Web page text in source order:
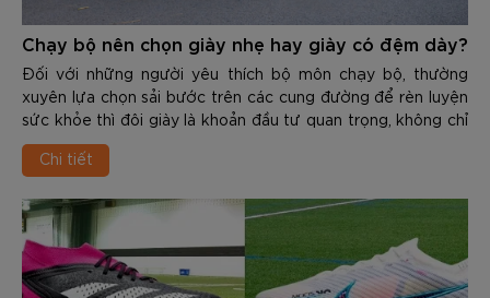
Chạy bộ nên chọn giày nhẹ hay giày có đệm dày?
Đối với những người yêu thích bộ môn chạy bộ, thường
xuyên lựa chọn sải bước trên các cung đường để rèn luyện
sức khỏe thì đôi giày là khoản đầu tư quan trọng, không chỉ
giúp cải thiện thành tích mà còn phòng tránh những chấn
thương dai dẳng. Đứng trước kệ giày của các thương hiệu,
để chọn được sản phẩm phù hợp.
Chi tiết